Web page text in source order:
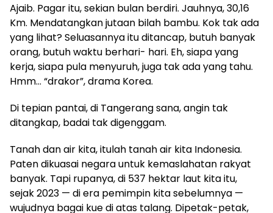
Ajaib. Pagar itu, sekian bulan berdiri. Jauhnya, 30,16
Km. Mendatangkan jutaan bilah bambu. Kok tak ada
yang lihat? Seluasannya itu ditancap, butuh banyak
orang, butuh waktu berhari- hari. Eh, siapa yang
kerja, siapa pula menyuruh, juga tak ada yang tahu.
Hmm… “drakor”, drama Korea.
Di tepian pantai, di Tangerang sana, angin tak
ditangkap, badai tak digenggam.
Tanah dan air kita, itulah tanah air kita Indonesia.
Paten dikuasai negara untuk kemaslahatan rakyat
banyak. Tapi rupanya, di 537 hektar laut kita itu,
sejak 2023 — di era pemimpin kita sebelumnya —
wujudnya bagai kue di atas talang. Dipetak-petak,